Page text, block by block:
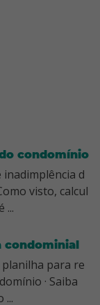
condomínio
inadimplência d
visto, calcul
...
condominial
planilha para re
· Saiba
...